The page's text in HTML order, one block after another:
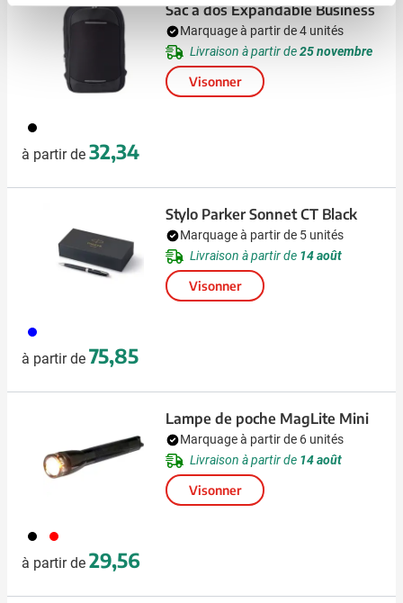
001
à partir de 32,34
Sac à dos Expandable Business
Marquage à partir de 4 unités
Livraison à partir de25 novembre
Visonner
005
à partir de 75,85
Stylo Parker Sonnet CT Black
Marquage à partir de 5 unités
Livraison à partir de 14 août
Visonner
001 008
à partir de 29,56
Lampe de poche MagLite Mini
Marquage à partir de 6 unités
Livraison à partir de 14 août
Visonner